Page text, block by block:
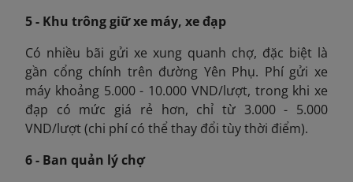
5 - Khu trông giữ xe máy, xe đạp
Có nhiều bãi gửi xe xung quanh chợ, đặc biệt là
gần cổng chính trên đường Yên Phụ. Phí gửi xe
máy khoảng 5.000 - 10.000 VND/lượt, trong khi xe
đạp có mức giá rẻ hơn, chỉ từ 3.000 - 5.000
VND/lượt (chi phí có thể thay đổi tùy thời điểm).
6 - Ban quản lý chợ